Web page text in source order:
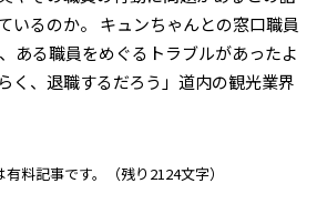
いるのか。 キュンちゃんとの窓口職員
ある職員をめぐるトラブルがあったよ
、退職するだろう」――道内の観光業界
料記事です。 （残り2124文字）